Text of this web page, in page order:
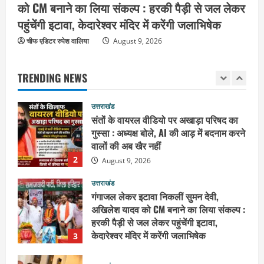
को CM बनाने का लिया संकल्प : हरकी पैड़ी से जल लेकर
पहुंचेंगी इटावा, केदारेश्वर मंदिर में करेंगी जलाभिषेक
चीफ एडिटर रुपेश वालिया August 9, 2026
TRENDING NEWS
1 August 10, 2026
2
उत्तराखंड
संतों के वायरल वीडियो पर अखाड़ा परिषद का
3
उत्तराखंड
गंगाजल लेकर इटावा निकलीं सुमन देवी,
अखिलेश यादव को CM बनाने का लिया संकल्प :
हरकी पैड़ी से जल लेकर पहुंचेंगी इटावा,
केदारेश्वर मंदिर में करेंगी जलाभिषेक
4
युवा कांग्रेस के 66वें स्थापना दिवस पर हरिद्वार
में गूंजा युवाओं की आवाज बुलंद करने का संकल्प
August 9, 2026